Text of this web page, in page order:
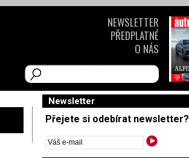
Newsletter
Přejete si odebírat newsletter?
NEWSLETTER
PŘEDPLATNÉ
O NÁS